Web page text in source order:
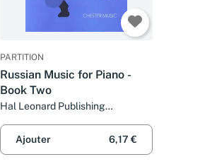
PARTITION
Russian Music for Piano -
Book Two
Hal Leonard Publishing
Ajouter
6,17 €